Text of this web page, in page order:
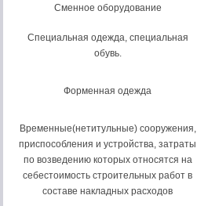
Сменное оборудование
Специальная одежда, специальная
обувь.
Форменная одежда
Временные(нетитульные) сооружения,
приспособления и устройства, затраты
по возведению которых относятся на
себестоимость строительных работ в
составе накладных расходов